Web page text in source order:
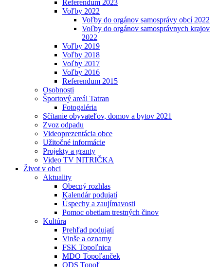
Referendum 2023
Voľby 2022
Voľby do orgánov samosprávy obcí 2022
Voľby do orgánov samosprávnych krajov
2022
Voľby 2019
Voľby 2018
Voľby 2017
Voľby 2016
Referendum 2015
Osobnosti
Športový areál Tatran
Fotogaléria
Sčítanie obyvateľov, domov a bytov 2021
Zvoz odpadu
Videoprezentácia obce
Užitočné informácie
Projekty a granty
Video TV NITRIČKA
Život v obci
Aktuality
Obecný rozhlas
Kalendár podujatí
Úspechy a zaujímavosti
Pomoc obetiam trestných činov
Kultúra
Prehľad podujatí
Vinše a oznamy
FSK Topoľnica
MDO Topoľanček
ODS Topoľ